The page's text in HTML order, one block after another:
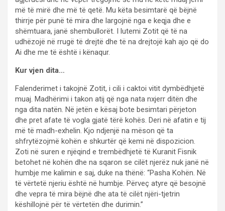
më të mirë dhe më të qetë. Mu këta besimtarë që bëjnë
thirrje për punë të mira dhe largojnë nga e keqja dhe e
shëmtuara, janë shembullorët. I lutemi Zotit që të na
udhëzojë në rrugë të drejtë dhe të na drejtojë kah ajo që do
Ai dhe me të është i kënaqur.
Kur vjen dita…
Falenderimet i takojnë Zotit, i cili i caktoi vitit dymbëdhjetë
muaj. Madhërimi i takon atij që nga nata nxjerr ditën dhe
nga dita natën. Në jetën e kësaj bote besimtari përjeton
dhe pret afate të vogla gjatë tërë kohës. Deri në afatin e tij
më të madh-exhelin. Kjo ndjenjë na mëson që ta
shfrytëzojmë kohën e shkurtër që kemi në dispozicion.
Zoti në suren e njëqind e trembëdhjetë të Kuranit Fisnik
betohet në kohën dhe na sqaron se cilët njerëz nuk janë në
humbje me kalimin e saj, duke na thënë: “Pasha Kohën. Në
të vërtetë njeriu është në humbje. Përveç atyre që besojnë
dhe vepra të mira bëjnë dhe ata të cilët njëri-tjetrin
këshillojnë për të vërtetën dhe durimin.”